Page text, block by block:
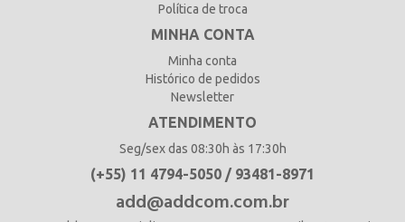
Política de troca
MINHA CONTA
Minha conta
Histórico de pedidos
Newsletter
ATENDIMENTO
Seg/sex das 08:30h às 17:30h
(+55) 11 4794-5050 / 93481-8971
add@addcom.com.br